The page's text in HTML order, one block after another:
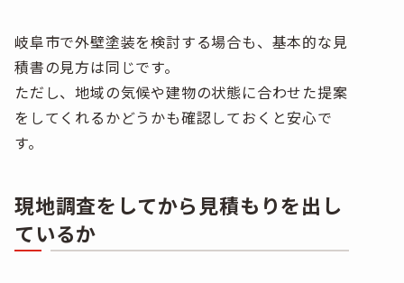
岐阜市で外壁塗装を検討する場合も、基本的な見
積書の見方は同じです。
ただし、地域の気候や建物の状態に合わせた提案
をしてくれるかどうかも確認しておくと安心で
す。
現地調査をしてから見積もりを出し
ているか